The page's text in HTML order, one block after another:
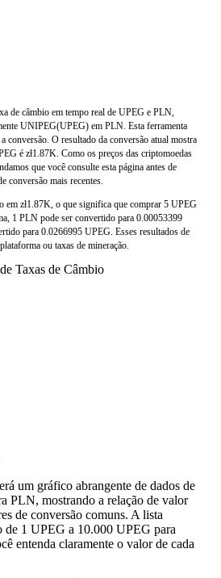
de câmbio em tempo real de UPEG e PLN,
UNIPEG(UPEG) em PLN. Esta ferramenta
conversão. O resultado da conversão atual mostra
é zł1.87K. Como os preços das criptomoedas
que você consulte esta página antes de
conversão mais recentes.
em zł1.87K, o que significa que comprar 5 UPEG
1 PLN pode ser convertido para 0.00053399
para 0.0266995 UPEG. Esses resultados de
ou taxas de mineração.
Taxas de Câmbio
um gráfico abrangente de dados de
PLN, mostrando a relação de valor
de conversão comuns. A lista
de 1 UPEG a 10.000 UPEG para
entenda claramente o valor de cada